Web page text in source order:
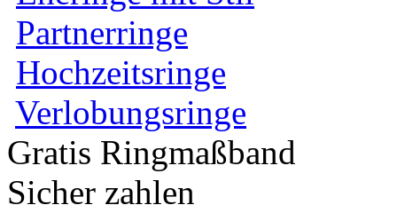
Partnerringe
Hochzeitsringe
Verlobungsringe
Gratis Ringmaßband
Sicher zahlen